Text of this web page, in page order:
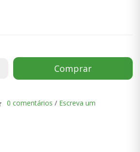
Comprar
0 comentários / Escreva um